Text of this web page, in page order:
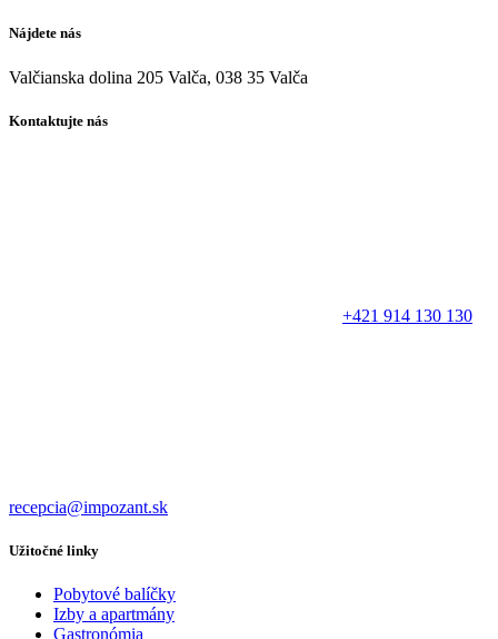
Nájdete nás
Valčianska dolina 205 Valča, 038 35 Valča
Kontaktujte nás
+421 914 130 130
recepcia@impozant.sk
Užitočné linky
Pobytové balíčky
Izby a apartmány
Gastronómia